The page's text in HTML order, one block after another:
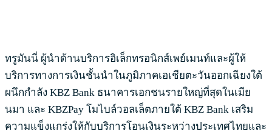
ทรูมันนี่ ผู้นำด้านบริการอิเล็กทรอนิกส์เพย์เมนท์และผู้ให้
บริการทางการเงินชั้นนำในภูมิภาคเอเชียตะวันออกเฉียงใต้
ผนึกกำลัง KBZ Bank ธนาคารเอกชนรายใหญ่ที่สุดในเมีย
นมา และ KBZPay โมไบล์วอลเล็ตภายใต้ KBZ Bank เสริม
ความแข็งแกร่งให้กับบริการโอนเงินระหว่างประเทศไทยและ